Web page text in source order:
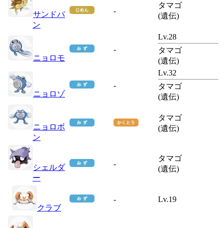
サンドパ
ン
-
タマゴ
(遺伝)
ニョロモ
-
Lv.28
タマゴ
(遺伝)
ニョロゾ
-
Lv.32
タマゴ
(遺伝)
ニョロボ
ン
タマゴ
(遺伝)
シェルダ
ー
-
タマゴ
(遺伝)
クラブ
- Lv.19